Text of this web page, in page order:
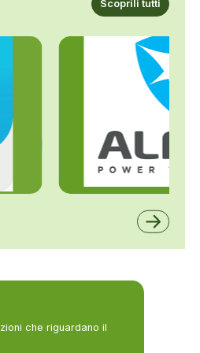
Scoprili tutti
che riguardano il